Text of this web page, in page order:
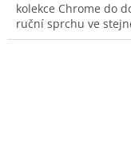
kolekce Chrome do
ruční sprchu ve